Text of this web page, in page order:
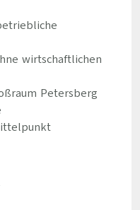
wirtschaftlichen
Petersberg